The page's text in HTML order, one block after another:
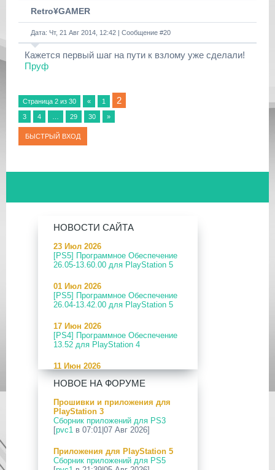
Retro¥GAMER
Дата: Чт, 21 Авг 2014, 12:42 | Сообщение #20
Кажется первый шаг на пути к взлому уже сделали!
Пруф
Страница 2 из 30 « 1 2
3 4 29 30 »
НОВОСТИ САЙТА
23 Июл 2026
[PS5] Программное Обеспечение
26.05-13.60.00 для PlayStation 5
01 Июл 2026
[PS5] Программное Обеспечение
26.04-13.42.00 для PlayStation 5
17 Июн 2026
[PS4] Программное Обеспечение
13.52 для PlayStation 4
11 Июн 2026
[PS5] Программное Обеспечение
26.04-13.40.00 для PlayStation 5
24 Апр 2026
[PS5] Программное Обеспечение
26.03-13.20.00 для PlayStation 5
12 Апр 2026
[PS Portal] Программное
Обеспечение 7.0.2 для PS Portal
НОВОЕ НА ФОРУМЕ
Прошивки и приложения для
PlayStation 3
Сборник приложений для PS3
[pvc1 в 07:01|07 Авг 2026]
Приложения для PlayStation 5
Сборник приложений для PS5